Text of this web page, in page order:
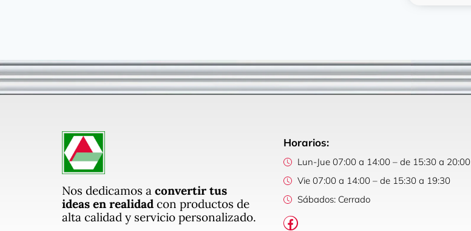
Nos dedicamos a convertir tus
ideas en realidad con productos de
alta calidad y servicio personalizado.
Horarios:
Lun-Jue 07:00 a 14:00 – de 15:30 a 20:00
Vie 07:00 a 14:00 – de 15:30 a 19:30
Sábados: Cerrado